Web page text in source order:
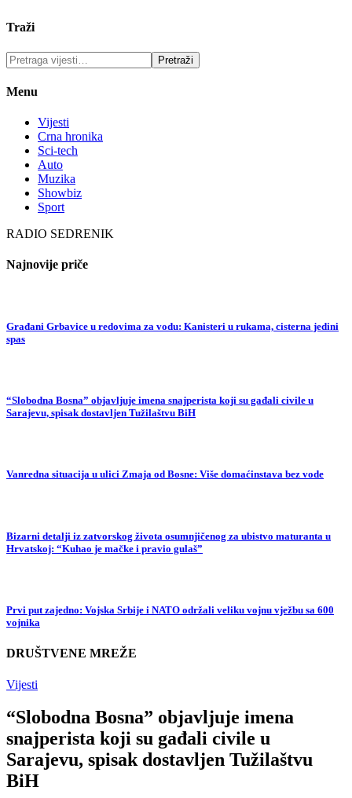
Traži
Menu
Vijesti
Crna hronika
Sci-tech
Auto
Muzika
Showbiz
Sport
RADIO SEDRENIK
Najnovije priče
Građani Grbavice u redovima za vodu: Kanisteri u rukama, cisterna jedini
spas
“Slobodna Bosna” objavljuje imena snajperista koji su gađali civile u
Sarajevu, spisak dostavljen Tužilaštvu BiH
Vanredna situacija u ulici Zmaja od Bosne: Više domaćinstava bez vode
Bizarni detalji iz zatvorskog života osumnjičenog za ubistvo maturanta u
Hrvatskoj: “Kuhao je mačke i pravio gulaš”
Prvi put zajedno: Vojska Srbije i NATO održali veliku vojnu vježbu sa 600
vojnika
DRUŠTVENE MREŽE
Vijesti
“Slobodna Bosna” objavljuje imena
snajperista koji su gađali civile u
Sarajevu, spisak dostavljen Tužilaštvu
BiH